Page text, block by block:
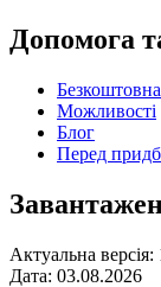
Допомога
Безкоштовна
Можливості
Блог
Перед
Актуальна версія:
Дата: 03.08.2026